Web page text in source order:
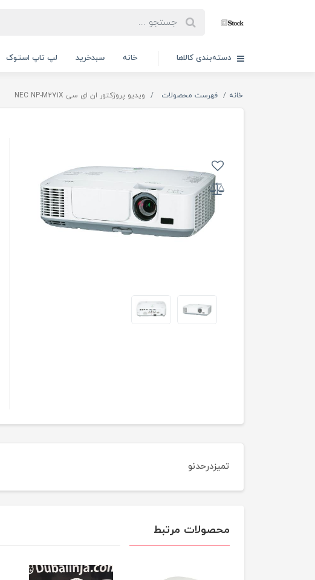
دسته‌بندی کالاها خانه سبدخرید لپ تاپ استوک
خانه فهرست محصولات ویدیو پروژکتور ان ای سی NEC NP-M271X
تمیزدرحدنو
محصولات مرتبط